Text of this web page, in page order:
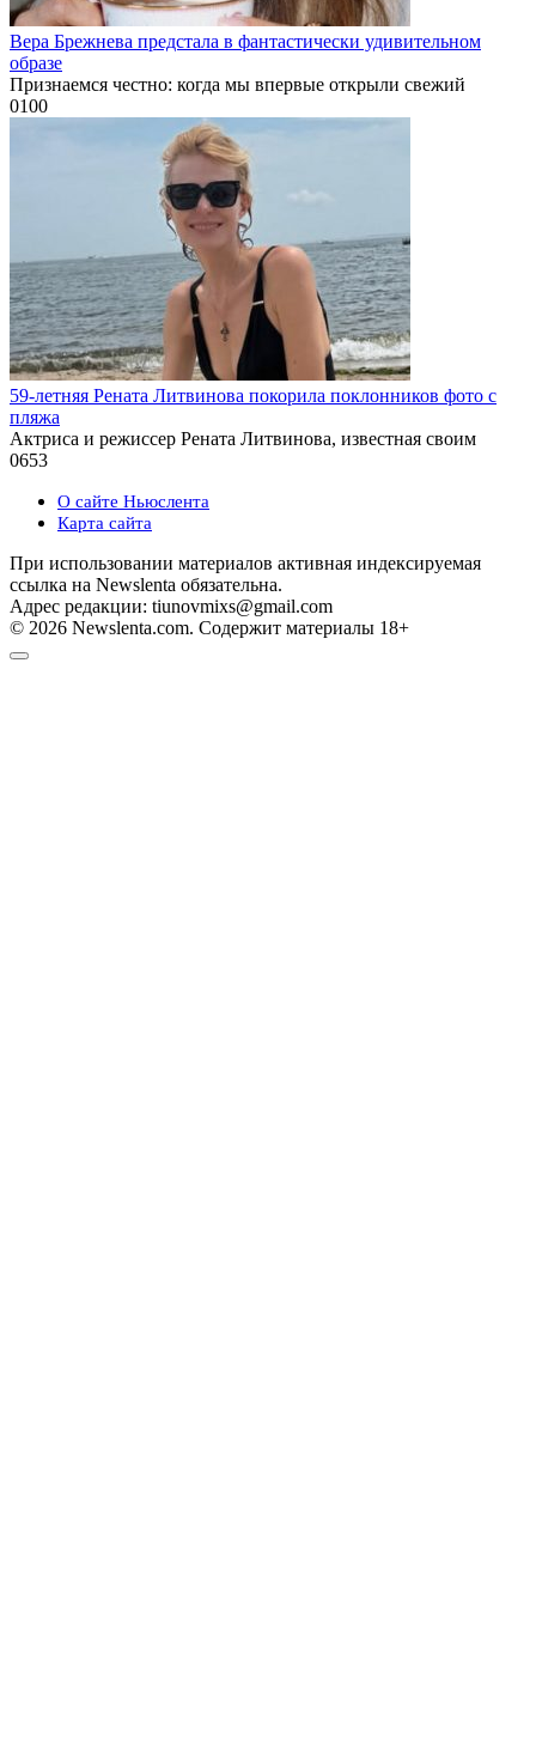
Вера Брежнева предстала в фантастически удивительном
образе
Признаемся честно: когда мы впервые открыли свежий
0100
59-летняя Рената Литвинова покорила поклонников фото с
пляжа
Актриса и режиссер Рената Литвинова, известная своим
0653
О сайте Ньюслента
Карта сайта
При использовании материалов активная индексируемая
ссылка на Newslenta обязательна.
Адрес редакции: tiunovmixs@gmail.com
© 2026 Newslenta.com. Содержит материалы 18+